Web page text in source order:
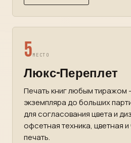
5МЕСТО
Люкс-Переплет
Печать книг любым тиражом
экземпляра до больших
для согласования цвета и
офсетная техника, цветная
печать.